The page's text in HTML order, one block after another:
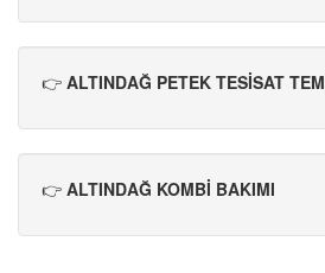
👉 ALTINDAĞ PETEK TESİSAT
👉 ALTINDAĞ KOMBİ BAKIMI